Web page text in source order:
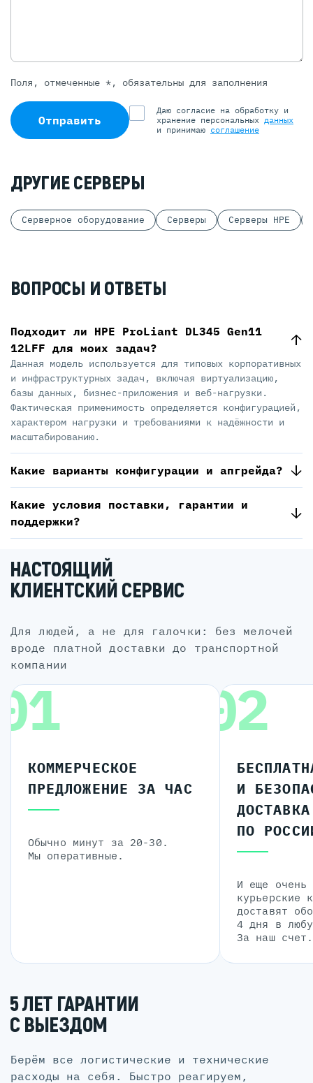
Поля, отмеченные *, обязательны для заполнения
Отправить
Даю согласие на обработку и
хранение персональных данных
и принимаю соглашение
ДРУГИЕ СЕРВЕРЫ
Серверное оборудование Серверы Серверы HPE
ВОПРОСЫ И ОТВЕТЫ
Подходит ли HPE ProLiant DL345 Gen11
12LFF для моих задач?
Данная модель используется для типовых корпоративных
и инфраструктурных задач, включая виртуализацию,
базы данных, бизнес-приложения и веб-нагрузки.
Фактическая применимость определяется конфигурацией,
характером нагрузки и требованиями к надёжности и
масштабированию.
Какие варианты конфигурации и апгрейда?
Какие условия поставки, гарантии и
поддержки?
НАСТОЯЩИЙ
КЛИЕНТСКИЙ СЕРВИС
для людей, а не для галочки: без мелочей
вроде платной доставки до транспортной
компании
КОММЕРЧЕСКОЕ
ПРЕДЛОЖЕНИЕ ЗА ЧАС
Обычно минут за 20-30.
Мы оперативные.
02
И
ДОСТАВКА
ПО
И еще очень
курьерские
доставят
4 дня в
За наш счет.
5 ЛЕТ ГАРАНТИИ
С ВЫЕЗДОМ
Берём все логистические и технические
расходы на себя. Быстро реагируем,